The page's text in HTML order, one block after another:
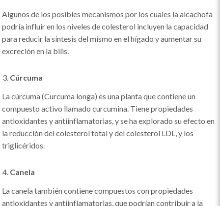
Algunos de los posibles mecanismos por los cuales la alcachofa
podría influir en los niveles de colesterol incluyen la capacidad
para reducir la síntesis del mismo en el hígado y aumentar su
excreción en la bilis.
Cúrcuma
La cúrcuma (Curcuma longa) es una planta que contiene un
compuesto activo llamado curcumina. Tiene propiedades
antioxidantes y antiinflamatorias, y se ha explorado su efecto en
la reducción del colesterol total y del colesterol LDL, y los
triglicéridos.
Canela
La canela también contiene compuestos con propiedades
antioxidantes y antiinflamatorias, que podrían contribuir a la